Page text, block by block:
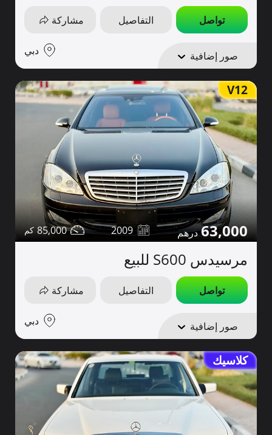
تواصل التفاصيل مشاركة
صور إضافية دبي
V12
63,000
2009
85,000
مرسيدس S600 للبيع
تواصل التفاصيل مشاركة
صور إضافية دبي
كلاسيك